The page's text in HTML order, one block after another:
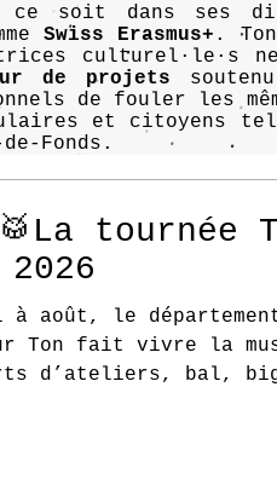
tournée
2026
à août, le
Ton fait vivre la
d’ateliers, bal,
ce soit dans ses
Swiss Erasmus+ .
culturel·le·s
de projets
de fouler les
et citoyens
Fonds.